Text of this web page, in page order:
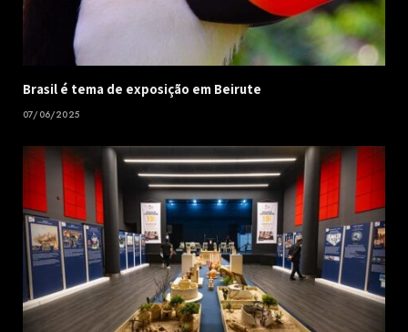
Brasil é tema de exposição em Beirute
07/06/2025